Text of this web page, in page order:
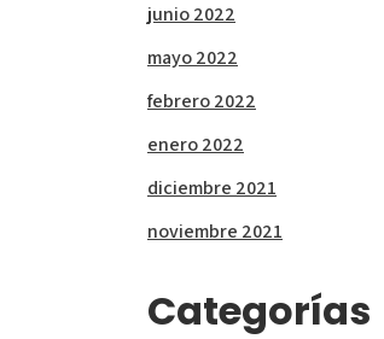
junio 2022
mayo 2022
febrero 2022
enero 2022
diciembre 2021
noviembre 2021
Categorías